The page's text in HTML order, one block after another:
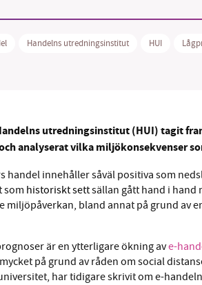
Handelns utredningsinstitut HUI
utredningsinstitut (HUI) tagit
analyserat vilka miljökonsekvenser
handel innehåller såväl positiva som
som historiskt settsällan gått hand i hand
miljöpåverkan, bland annat på grund av
är en ytterligare ökning ave-
på grund av råden om social
har tidigare skrivit om e-
nyhetsbevakning och
och vi
Stötta vårt